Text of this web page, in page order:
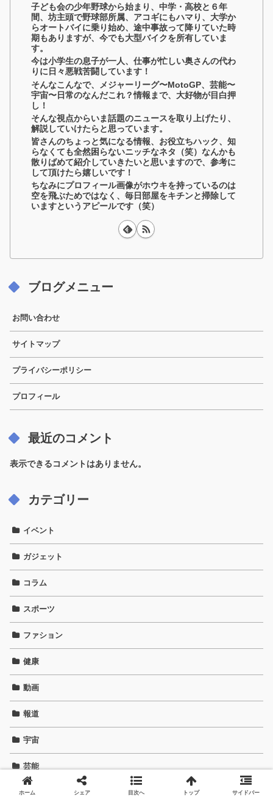
子ども会の少年野球から始まり、中学・高校と６年
間、坊主頭で野球部所属、アコギにもハマり、大学か
らオートバイに乗り始め、途中事故って降りていた時
期もありますが、今でも大型バイクを所有していま
す。
今は小学生の息子が一人、仕事が忙しい奥さんの代わ
りに日々悪戦苦闘しています！
そんなこんなで、メジャーリーグ〜MotoGP、芸能〜
宇宙〜日常のなんだこれ？情報まで、大好物が目白押
し！
そんな視点からいま話題のニュースを取り上げたり、
解説していけたらと思っています。
皆さんのちょっと気になる情報、お役立ちハック、知
らなくても全然困らないニッチなネタ（笑）なんかも
散りばめて紹介していきたいと思いますので、参考に
して頂けたら嬉しいです！
ちなみにプロフィール画像がホウキを持っているのは
空を飛ぶためではなく、毎日部屋をキチンと掃除して
いますというアピールです（笑）
ブログメニュー
お問い合わせ
サイトマップ
プライバシーポリシー
プロフィール
最近のコメント
表示できるコメントはありません。
カテゴリー
イベント
ガジェット
コラム
スポーツ
ファション
健康
動画
報道
宇宙
芸能
観光
ホーム シェア 目次へ トップ サイドバー